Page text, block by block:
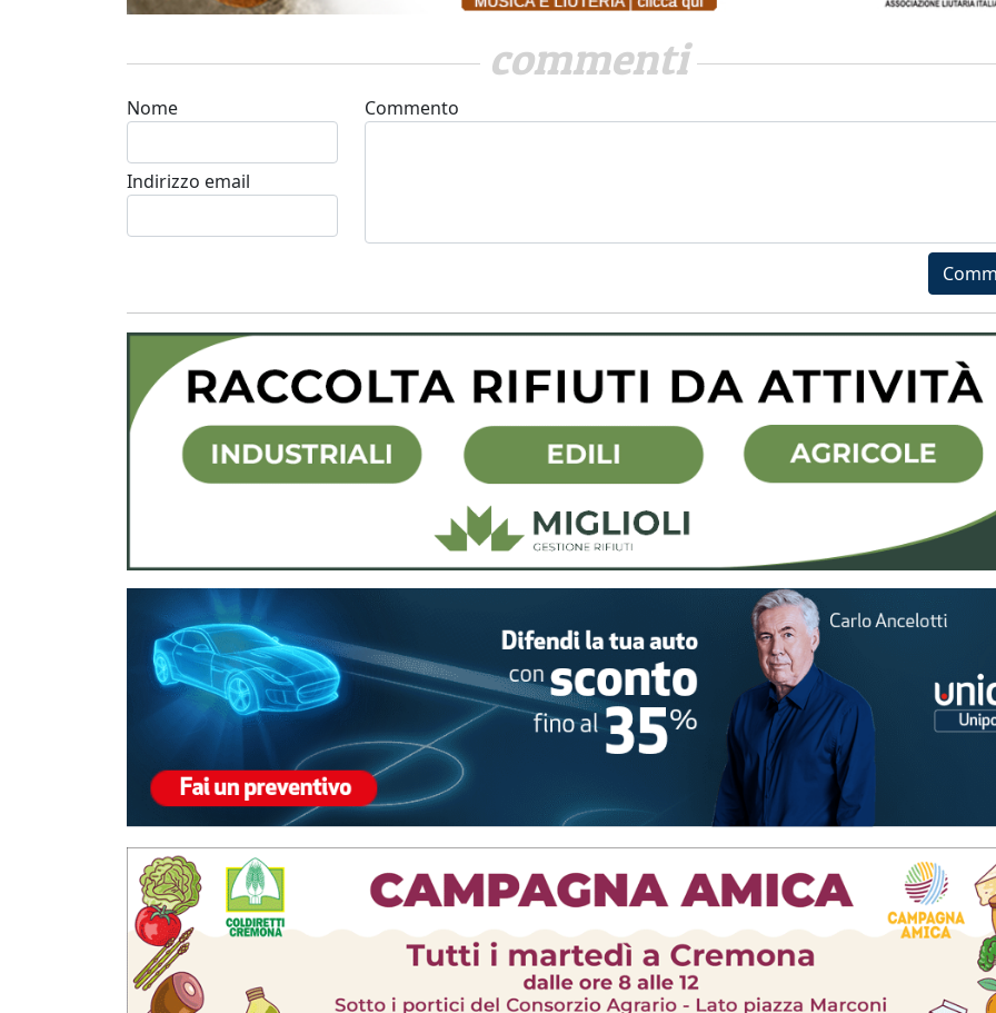
commenti
Nome
Indirizzo email
Commento